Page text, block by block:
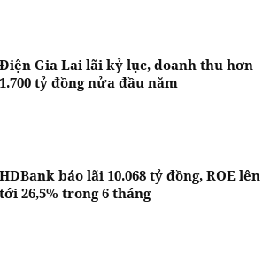
Điện Gia Lai lãi kỷ lục, doanh thu hơn
1.700 tỷ đồng nửa đầu năm
HDBank báo lãi 10.068 tỷ đồng, ROE lên
tới 26,5% trong 6 tháng